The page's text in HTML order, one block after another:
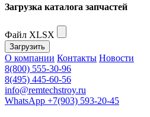
Загрузка каталога запчастей
Файл XLSX
Загрузить
О компании Контакты Новости
8(800) 555-30-96
8(495) 445-60-56
info@remtechstroy.ru
WhatsApp +7(903) 593-20-45